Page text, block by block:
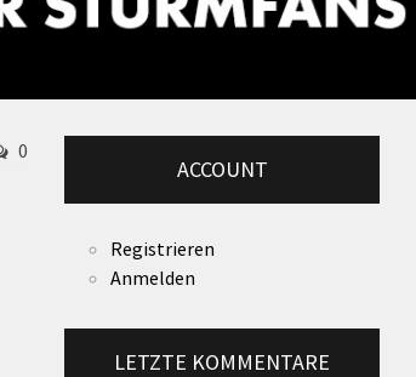
0
ACCOUNT
Registrieren
Anmelden
LETZTE KOMMENTARE